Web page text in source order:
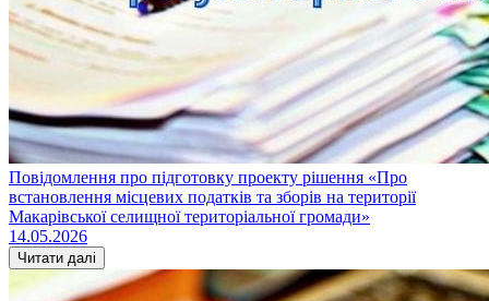
Повідомлення про підготовку проекту рішення «Про
встановлення місцевих податків та зборів на території
Макарівської селищної територіальної громади»
14.05.2026
Читати далі